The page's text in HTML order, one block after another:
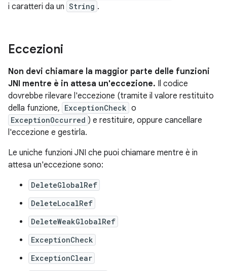
i caratteri da un String .
Eccezioni
Non devi chiamare la maggior parte delle funzioni
JNI mentre è in attesa un'eccezione. Il codice
dovrebbe rilevare l'eccezione (tramite il valore restituito
della funzione, ExceptionCheck o
ExceptionOccurred ) e restituire, oppure cancellare
l'eccezione e gestirla.
Le uniche funzioni JNI che puoi chiamare mentre è in
attesa un'eccezione sono:
DeleteGlobalRef
DeleteLocalRef
DeleteWeakGlobalRef
ExceptionCheck
ExceptionClear